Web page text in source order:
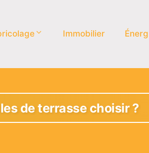
Immobilier
de terrasse choisir ?